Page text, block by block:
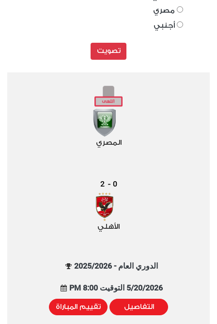
مصري
أجنبي
تصويت
المصري
0
-
2
الأهلي
الدوري العام - 2025/2026
5/20/2026 التوقيت 8:00 PM
التفاصيل تقييم المباراة